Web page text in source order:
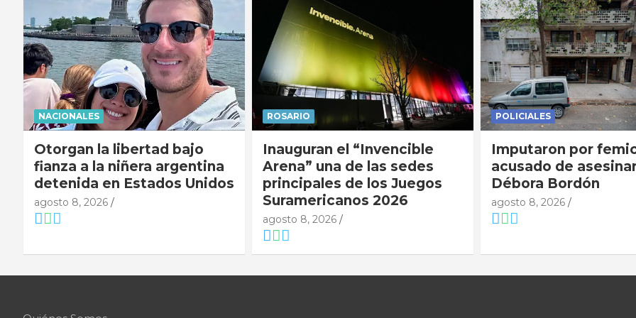
NACIONALES
Otorgan la libertad bajo
fianza a la niñera argentina
detenida en Estados Unidos
agosto 8, 2026
ROSARIO
Inauguran el “Invencible
Arena” una de las sedes
principales de los Juegos
Suramericanos 2026
agosto 8, 2026
POLICIALES
Imputaron por
acusado de
Débora Bordón
agosto 8, 2026